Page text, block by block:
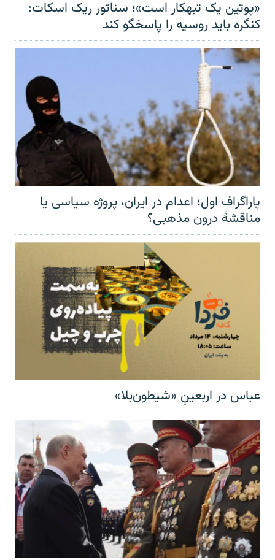
«پوتین یک تبهکار است»؛ سناتور ریک اسکات:
کنگره باید روسیه را پاسخگو کند
پاراگراف اول؛ اعدام در ایران، پروژه سیاسی یا
مناقشهٔ درون مذهبی؟
عباس در اربعینِ «شیطون‌بلا»